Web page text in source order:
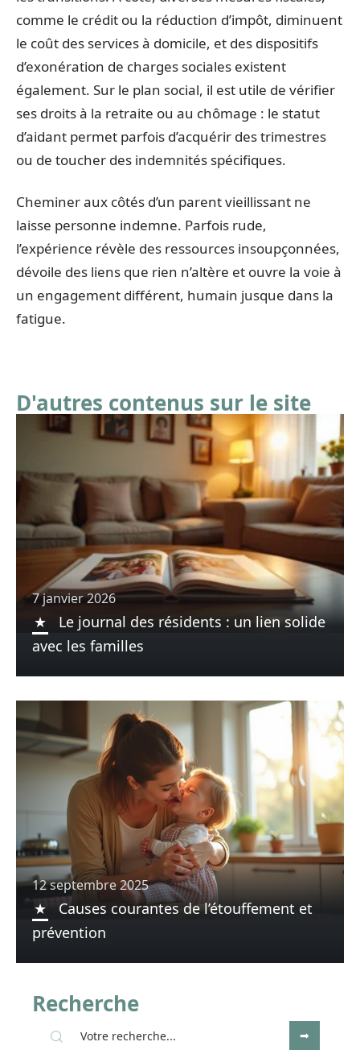
comme le crédit ou la réduction d’impôt, diminuent
le coût des services à domicile, et des dispositifs
d’exonération de charges sociales existent
également. Sur le plan social, il est utile de vérifier
ses droits à la retraite ou au chômage : le statut
d’aidant permet parfois d’acquérir des trimestres
ou de toucher des indemnités spécifiques.
Cheminer aux côtés d’un parent vieillissant ne
laisse personne indemne. Parfois rude,
l’expérience révèle des ressources insoupçonnées,
dévoile des liens que rien n’altère et ouvre la voie à
un engagement différent, humain jusque dans la
fatigue.
D'autres contenus sur le site
7 janvier 2026
Le journal des résidents : un lien solide
avec les familles
12 septembre 2025
Causes courantes de l’étouffement et
prévention
Recherche